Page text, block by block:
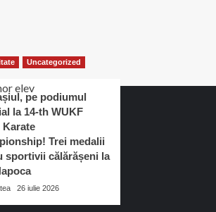
Uncategorized
pe podiumul
la 14-th WUKF
Trei medalii
sportivii călărășeni la
26 iulie 2026